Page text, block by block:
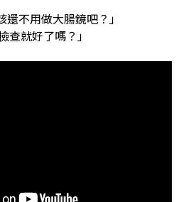
還不用做大腸鏡吧？」
查就好了嗎？」